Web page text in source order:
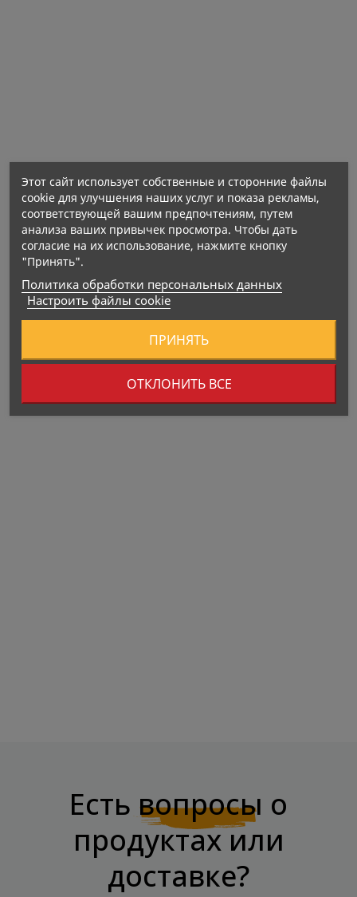
Содержание в 1 капсуле:
Есть вопросы о
продуктах или
доставке?
Этот сайт использует собственные и сторонние файлы
cookie для улучшения наших услуг и показа рекламы,
соответствующей вашим предпочтениям, путем
анализа ваших привычек просмотра. Чтобы дать
согласие на их использование, нажмите кнопку
"Принять".
Политика обработки персональных данных
Настроить файлы cookie
ОТКЛОНИТЬ ВСЕ
ПРИНЯТЬ